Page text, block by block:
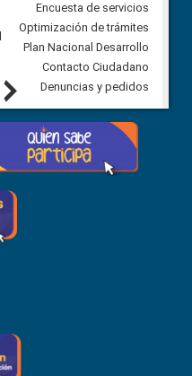
Veeduría Ciudadana para
construcción del asfaltado de
Ballenita del cantón Santa
7 agosto, 2026
Next
Encuesta de servicios
Optimización de trámites
Plan Nacional Desarrollo
Contacto Ciudadano
Denuncias y pedidos